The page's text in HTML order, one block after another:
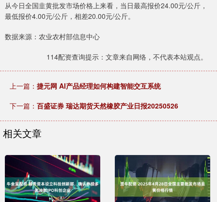
从今日全国韭黄批发市场价格上来看，当日最高报价24.00元/公斤，
最低报价4.00元/公斤，相差20.00元/公斤。
数据来源：农业农村部信息中心
114配资查询提示：文章来自网络，不代表本站观点。
上一篇： 捷元网 AI产品经理如何构建智能交互系统
下一篇： 百盛证券 瑞达期货天然橡胶产业日报20250526
相关文章